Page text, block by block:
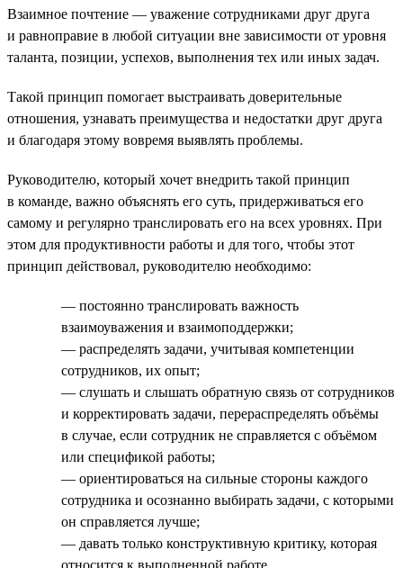
Взаимное почтение — уважение сотрудниками друг друга
и равноправие в любой ситуации вне зависимости от уровня
таланта, позиции, успехов, выполнения тех или иных задач.
Такой принцип помогает выстраивать доверительные
отношения, узнавать преимущества и недостатки друг друга
и благодаря этому вовремя выявлять проблемы.
Руководителю, который хочет внедрить такой принцип
в команде, важно объяснять его суть, придерживаться его
самому и регулярно транслировать его на всех уровнях. При
этом для продуктивности работы и для того, чтобы этот
принцип действовал, руководителю необходимо:
— постоянно транслировать важность
взаимоуважения и взаимоподдержки;
— распределять задачи, учитывая компетенции
сотрудников, их опыт;
— слушать и слышать обратную связь от сотрудников
и корректировать задачи, перераспределять объёмы
в случае, если сотрудник не справляется с объёмом
или спецификой работы;
— ориентироваться на сильные стороны каждого
сотрудника и осознанно выбирать задачи, с которыми
он справляется лучше;
— давать только конструктивную критику, которая
относится к выполненной работе,